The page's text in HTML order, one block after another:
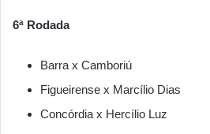
6ª Rodada
Barra x Camboriú
Figueirense x Marcílio Dias
Concórdia x Hercílio Luz